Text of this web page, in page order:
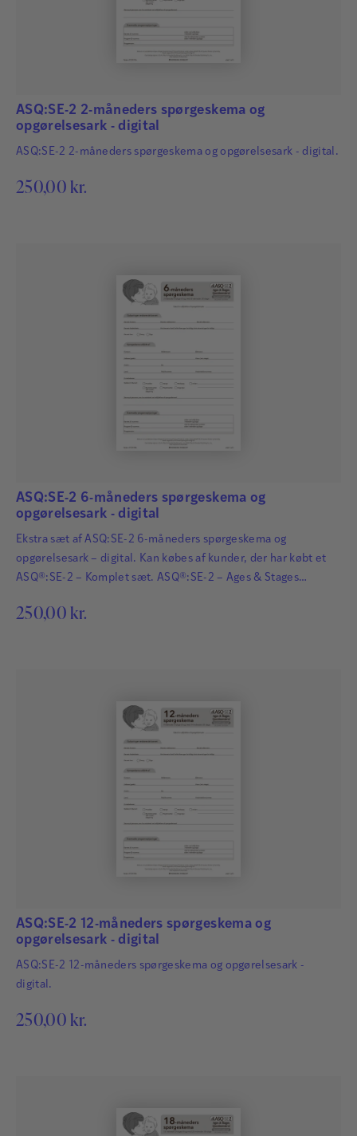
ASQ:SE-2 2-måneders spørgeskema og
opgørelsesark - digital
ASQ:SE-2 2-måneders spørgeskema og opgørelsesark - digital.
250,00 kr.
ASQ:SE-2 6-måneders spørgeskema og
opgørelsesark - digital
Ekstra sæt af ASQ:SE-2 6-måneders spørgeskema og
opgørelsesark – digital. Kan købes af kunder, der har købt et
ASQ®:SE-2 – Komplet sæt. ASQ®:SE-2 – Ages & Stages
pålideligt eventuelle forsinkelser i små børns sociale og
250,00 kr.
ASQ:SE-2 12-måneders spørgeskema og
opgørelsesark - digital
ASQ:SE-2 12-måneders spørgeskema og opgørelsesark -
digital.
250,00 kr.